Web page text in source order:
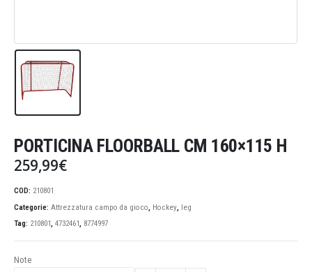
PORTICINA FLOORBALL CM 160×115 H
259,99€
COD: 210801
Categorie: Attrezzatura campo da gioco, Hockey, leg
Tag: 210801, 4732461, 8774997
Note